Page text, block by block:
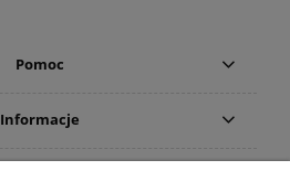
Pomoc
Informacje